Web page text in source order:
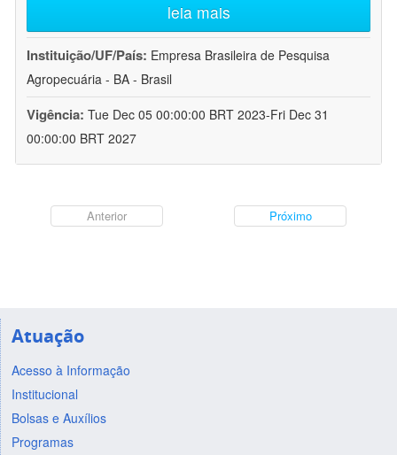
leia mais
Instituição/UF/País: Empresa Brasileira de Pesquisa
Agropecuária - BA - Brasil
Vigência: Tue Dec 05 00:00:00 BRT 2023-Fri Dec 31
00:00:00 BRT 2027
Anterior Próximo
Atuação
Acesso à Informação
Institucional
Bolsas e Auxílios
Programas